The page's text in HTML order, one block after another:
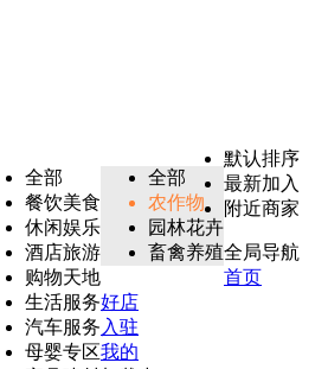
全部
餐饮美食
休闲娱乐
酒店旅游
购物天地
生活服务
汽车服务
母婴专区
全部
农作物
园林花卉
畜禽养殖
默认排序
最新加入
附近商家
全局导航
首页
好店
入驻
我的